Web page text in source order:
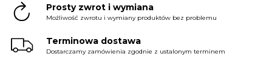
Prosty zwrot i wymiana
Możliwość zwrotu i wymiany produktów bez problemu
Terminowa dostawa
Dostarczamy zamówienia zgodnie z ustalonym terminem